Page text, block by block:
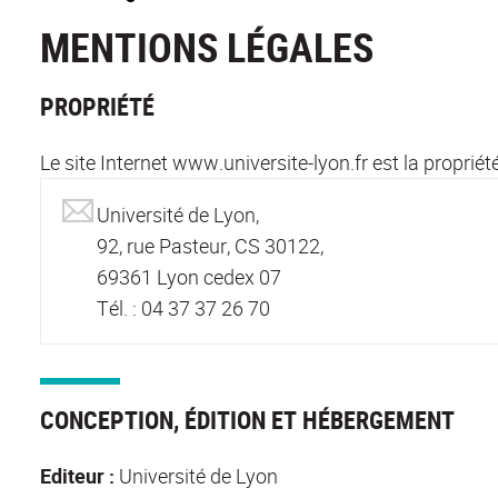
MENTIONS LÉGALES
PROPRIÉTÉ
Le site Internet www.universite-lyon.fr est la
Université de Lyon,
92, rue Pasteur, CS 30122,
69361 Lyon cedex 07
Tél. : 04 37 37 26 70
CONCEPTION, ÉDITION ET HÉBERGEMENT
Editeur : Université de Lyon